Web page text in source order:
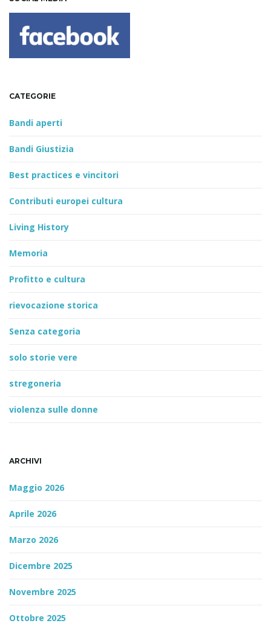
CATEGORIE
Bandi aperti
Bandi Giustizia
Best practices e vincitori
Contributi europei cultura
Living History
Memoria
Profitto e cultura
rievocazione storica
Senza categoria
solo storie vere
stregoneria
violenza sulle donne
ARCHIVI
Maggio 2026
Aprile 2026
Marzo 2026
Dicembre 2025
Novembre 2025
Ottobre 2025